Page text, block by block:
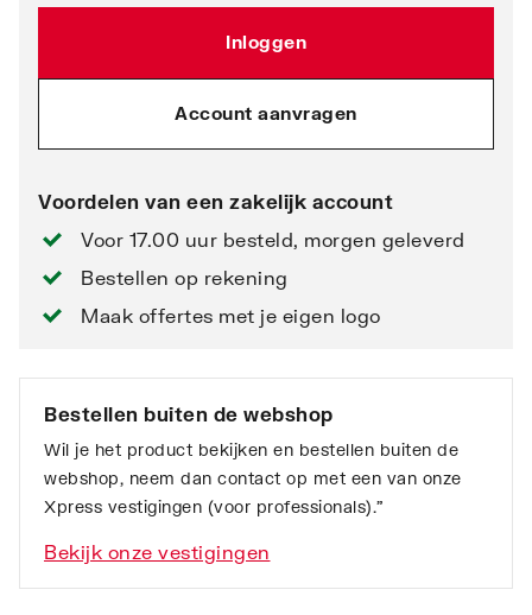
Inloggen
Account aanvragen
Voordelen van een zakelijk account
Voor 17.00 uur besteld, morgen geleverd
Bestellen op rekening
Maak offertes met je eigen logo
Bestellen buiten de webshop
Wil je het product bekijken en bestellen buiten de
webshop, neem dan contact op met een van onze
Xpress vestigingen (voor professionals).”
Bekijk onze vestigingen